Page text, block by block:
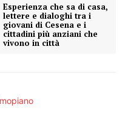
Esperienza che sa di casa,
lettere e dialoghi tra i
giovani di Cesena e i
cittadini più anziani che
vivono in città